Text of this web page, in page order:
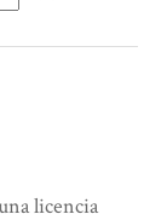
licencia